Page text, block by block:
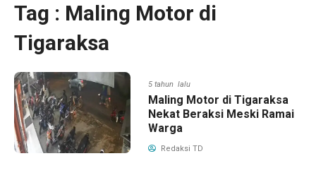
Tag : Maling Motor di
Tigaraksa
5 tahun lalu
Maling Motor di Tigaraksa
Nekat Beraksi Meski Ramai
Warga
Redaksi TD